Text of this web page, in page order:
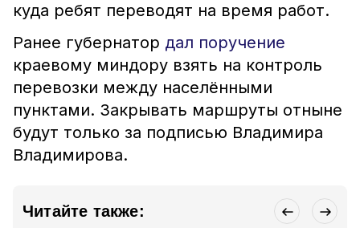
куда ребят переводят на время работ.
Ранее губернатор дал поручение
краевому миндору взять на контроль
перевозки между населёнными
пунктами. Закрывать маршруты отныне
будут только за подписью Владимира
Владимирова.
Читайте также: